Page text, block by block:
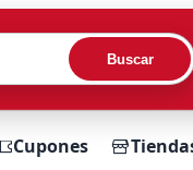
Buscar
Cupones